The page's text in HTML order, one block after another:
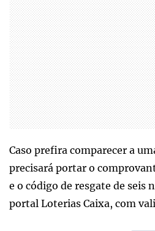
Caso prefira comparecer a
precisará portar o
e o código de resgate de seis
portal Loterias Caixa, com